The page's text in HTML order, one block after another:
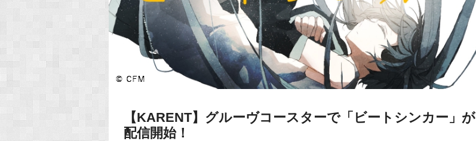
【KARENT】グルーヴコースターで「ビートシンカー」が
配信開始！